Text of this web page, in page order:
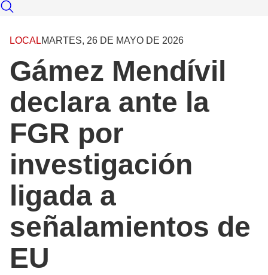
LOCALMARTES, 26 DE MAYO DE 2026
Gámez Mendívil
declara ante la
FGR por
investigación
ligada a
señalamientos de
EU